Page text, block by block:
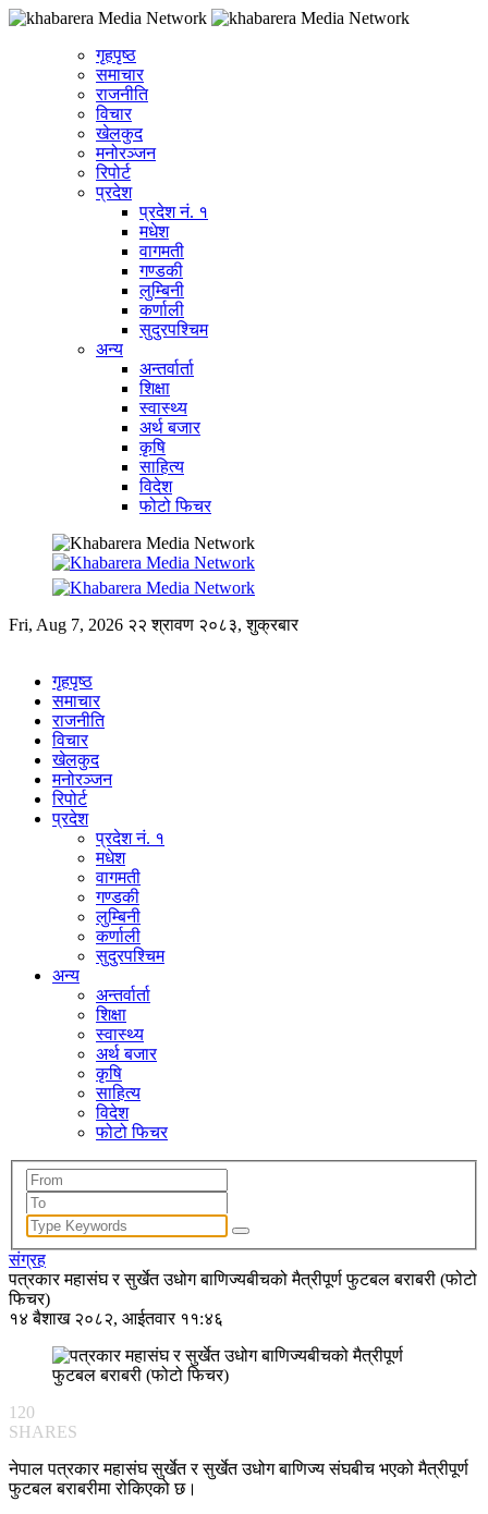
गृहपृष्ठ
समाचार
राजनीति
विचार
खेलकुद
मनोरञ्जन
रिपोर्ट
प्रदेश
प्रदेश नं. १
मधेश
वागमती
गण्डकी
लुम्बिनी
कर्णाली
सुदुरपश्चिम
अन्य
अन्तर्वार्ता
शिक्षा
स्वास्थ्य
अर्थ बजार
कृषि
साहित्य
विदेश
फोटो फिचर
Fri, Aug 7, 2026 २२ श्रावण २०८३, शुक्रबार
गृहपृष्ठ
समाचार
राजनीति
विचार
खेलकुद
मनोरञ्जन
रिपोर्ट
प्रदेश
प्रदेश नं. १
मधेश
वागमती
गण्डकी
लुम्बिनी
कर्णाली
सुदुरपश्चिम
अन्य
अन्तर्वार्ता
शिक्षा
स्वास्थ्य
अर्थ बजार
कृषि
साहित्य
विदेश
फोटो फिचर
संग्रह
पत्रकार महासंघ र सुर्खेत उधोग बाणिज्यबीचको मैत्रीपूर्ण फुटबल बराबरी (फोटो
फिचर)
१४ बैशाख २०८२, आईतवार ११:४६
120
SHARES
नेपाल पत्रकार महासंघ सुर्खेत र सुर्खेत उधोग बाणिज्य संघबीच भएको मैत्रीपूर्ण
फुटबल बराबरीमा रोकिएको छ।